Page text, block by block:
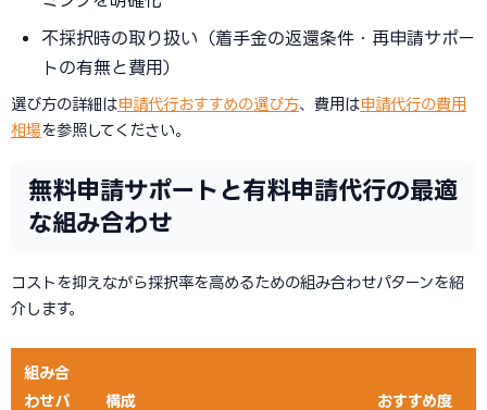
不採択時の取り扱い（着手金の返還条件・再申請サポー
トの有無と費用）
選び方の詳細は申請代行おすすめの選び方、費用は申請代行の費用
相場を参照してください。
無料申請サポートと有料申請代行の最適
な組み合わせ
コストを抑えながら採択率を高めるための組み合わせパターンを紹
介します。
組み合
わせパ
構成 おすすめ度